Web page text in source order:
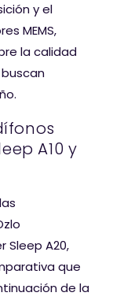
y el
MEMS,
la calidad
A10 y
Sleep A20,
que
de la